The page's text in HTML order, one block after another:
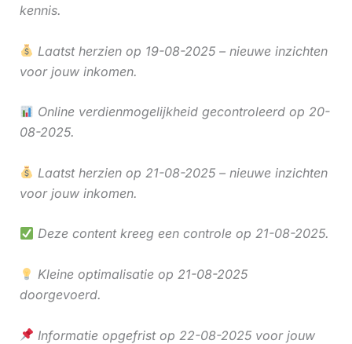
kennis.
Laatst herzien op 19-08-2025 – nieuwe inzichten
voor jouw inkomen.
Online verdienmogelijkheid gecontroleerd op 20-
08-2025.
Laatst herzien op 21-08-2025 – nieuwe inzichten
voor jouw inkomen.
Deze content kreeg een controle op 21-08-2025.
Kleine optimalisatie op 21-08-2025
doorgevoerd.
Informatie opgefrist op 22-08-2025 voor jouw